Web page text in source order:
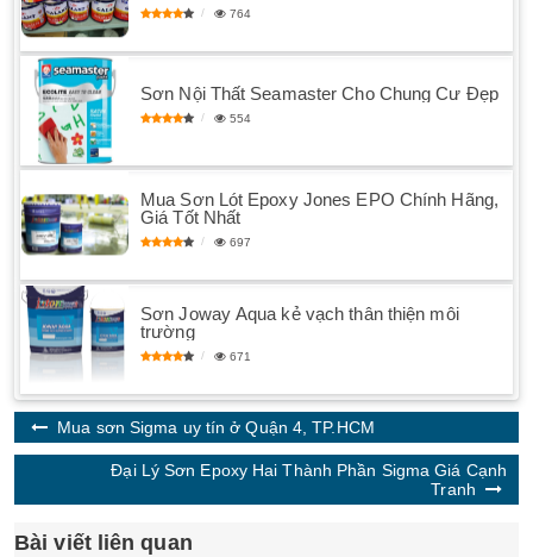
764
Sơn Nội Thất Seamaster Cho Chung Cư Đẹp
554
Mua Sơn Lót Epoxy Jones EPO Chính Hãng,
Giá Tốt Nhất
697
Sơn Joway Aqua kẻ vạch thân thiện môi
trường
671
Mua sơn Sigma uy tín ở Quận 4, TP.HCM
Đại Lý Sơn Epoxy Hai Thành Phần Sigma Giá Cạnh
Tranh
Bài viết liên quan